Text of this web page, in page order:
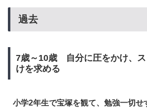
過去
7歳～10歳 自分に圧をかけ、ス
けを求める
小学2年生で宝塚を観て、勉強一切せ